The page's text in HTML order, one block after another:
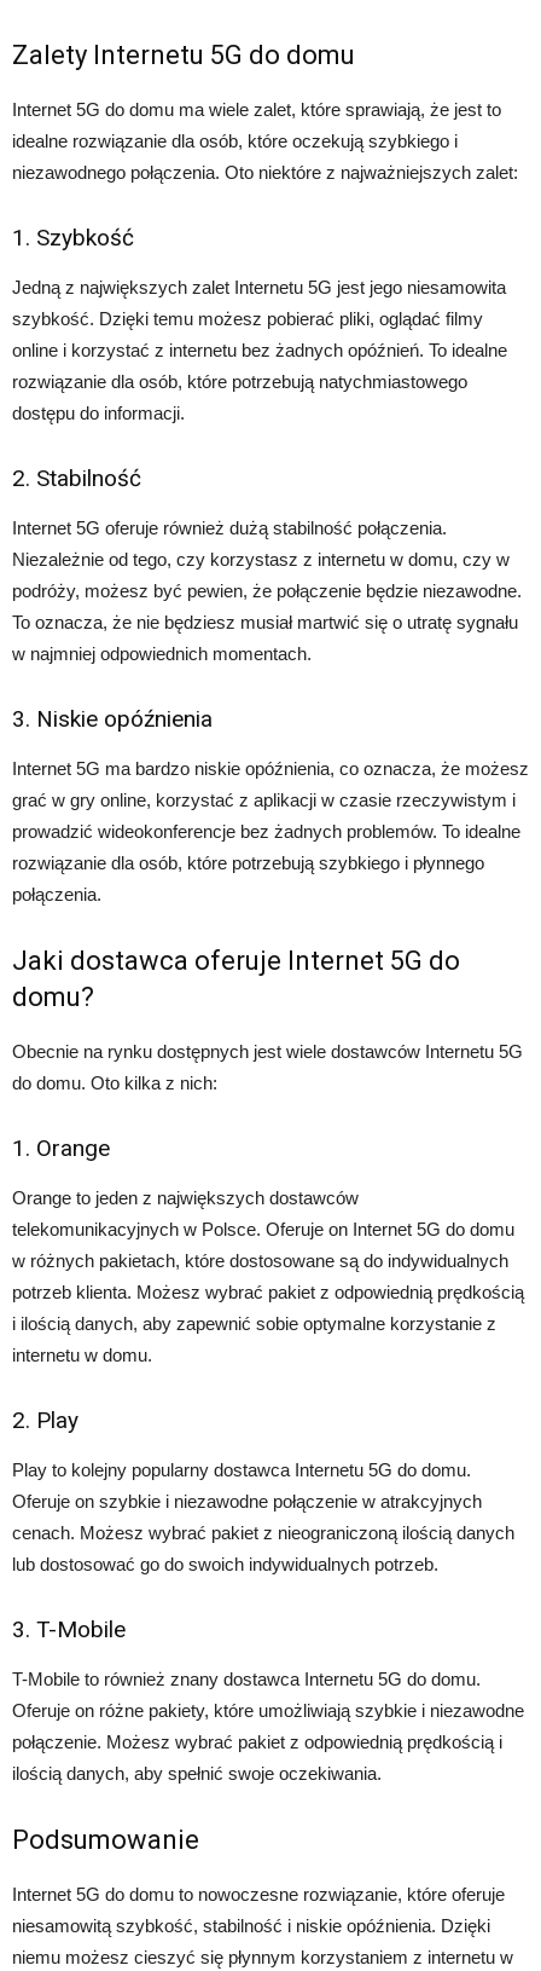
Zalety Internetu 5G do domu
Internet 5G do domu ma wiele zalet, które sprawiają, że jest to
idealne rozwiązanie dla osób, które oczekują szybkiego i
niezawodnego połączenia. Oto niektóre z najważniejszych zalet:
1. Szybkość
Jedną z największych zalet Internetu 5G jest jego niesamowita
szybkość. Dzięki temu możesz pobierać pliki, oglądać filmy
online i korzystać z internetu bez żadnych opóźnień. To idealne
rozwiązanie dla osób, które potrzebują natychmiastowego
dostępu do informacji.
2. Stabilność
Internet 5G oferuje również dużą stabilność połączenia.
Niezależnie od tego, czy korzystasz z internetu w domu, czy w
podróży, możesz być pewien, że połączenie będzie niezawodne.
To oznacza, że nie będziesz musiał martwić się o utratę sygnału
w najmniej odpowiednich momentach.
3. Niskie opóźnienia
Internet 5G ma bardzo niskie opóźnienia, co oznacza, że możesz
grać w gry online, korzystać z aplikacji w czasie rzeczywistym i
prowadzić wideokonferencje bez żadnych problemów. To idealne
rozwiązanie dla osób, które potrzebują szybkiego i płynnego
połączenia.
Jaki dostawca oferuje Internet 5G do
domu?
Obecnie na rynku dostępnych jest wiele dostawców Internetu 5G
do domu. Oto kilka z nich:
1. Orange
Orange to jeden z największych dostawców
telekomunikacyjnych w Polsce. Oferuje on Internet 5G do domu
w różnych pakietach, które dostosowane są do indywidualnych
potrzeb klienta. Możesz wybrać pakiet z odpowiednią prędkością
i ilością danych, aby zapewnić sobie optymalne korzystanie z
internetu w domu.
2. Play
Play to kolejny popularny dostawca Internetu 5G do domu.
Oferuje on szybkie i niezawodne połączenie w atrakcyjnych
cenach. Możesz wybrać pakiet z nieograniczoną ilością danych
lub dostosować go do swoich indywidualnych potrzeb.
3. T-Mobile
T-Mobile to również znany dostawca Internetu 5G do domu.
Oferuje on różne pakiety, które umożliwiają szybkie i niezawodne
połączenie. Możesz wybrać pakiet z odpowiednią prędkością i
ilością danych, aby spełnić swoje oczekiwania.
Podsumowanie
Internet 5G do domu to nowoczesne rozwiązanie, które oferuje
niesamowitą szybkość, stabilność i niskie opóźnienia. Dzięki
niemu możesz cieszyć się płynnym korzystaniem z internetu w